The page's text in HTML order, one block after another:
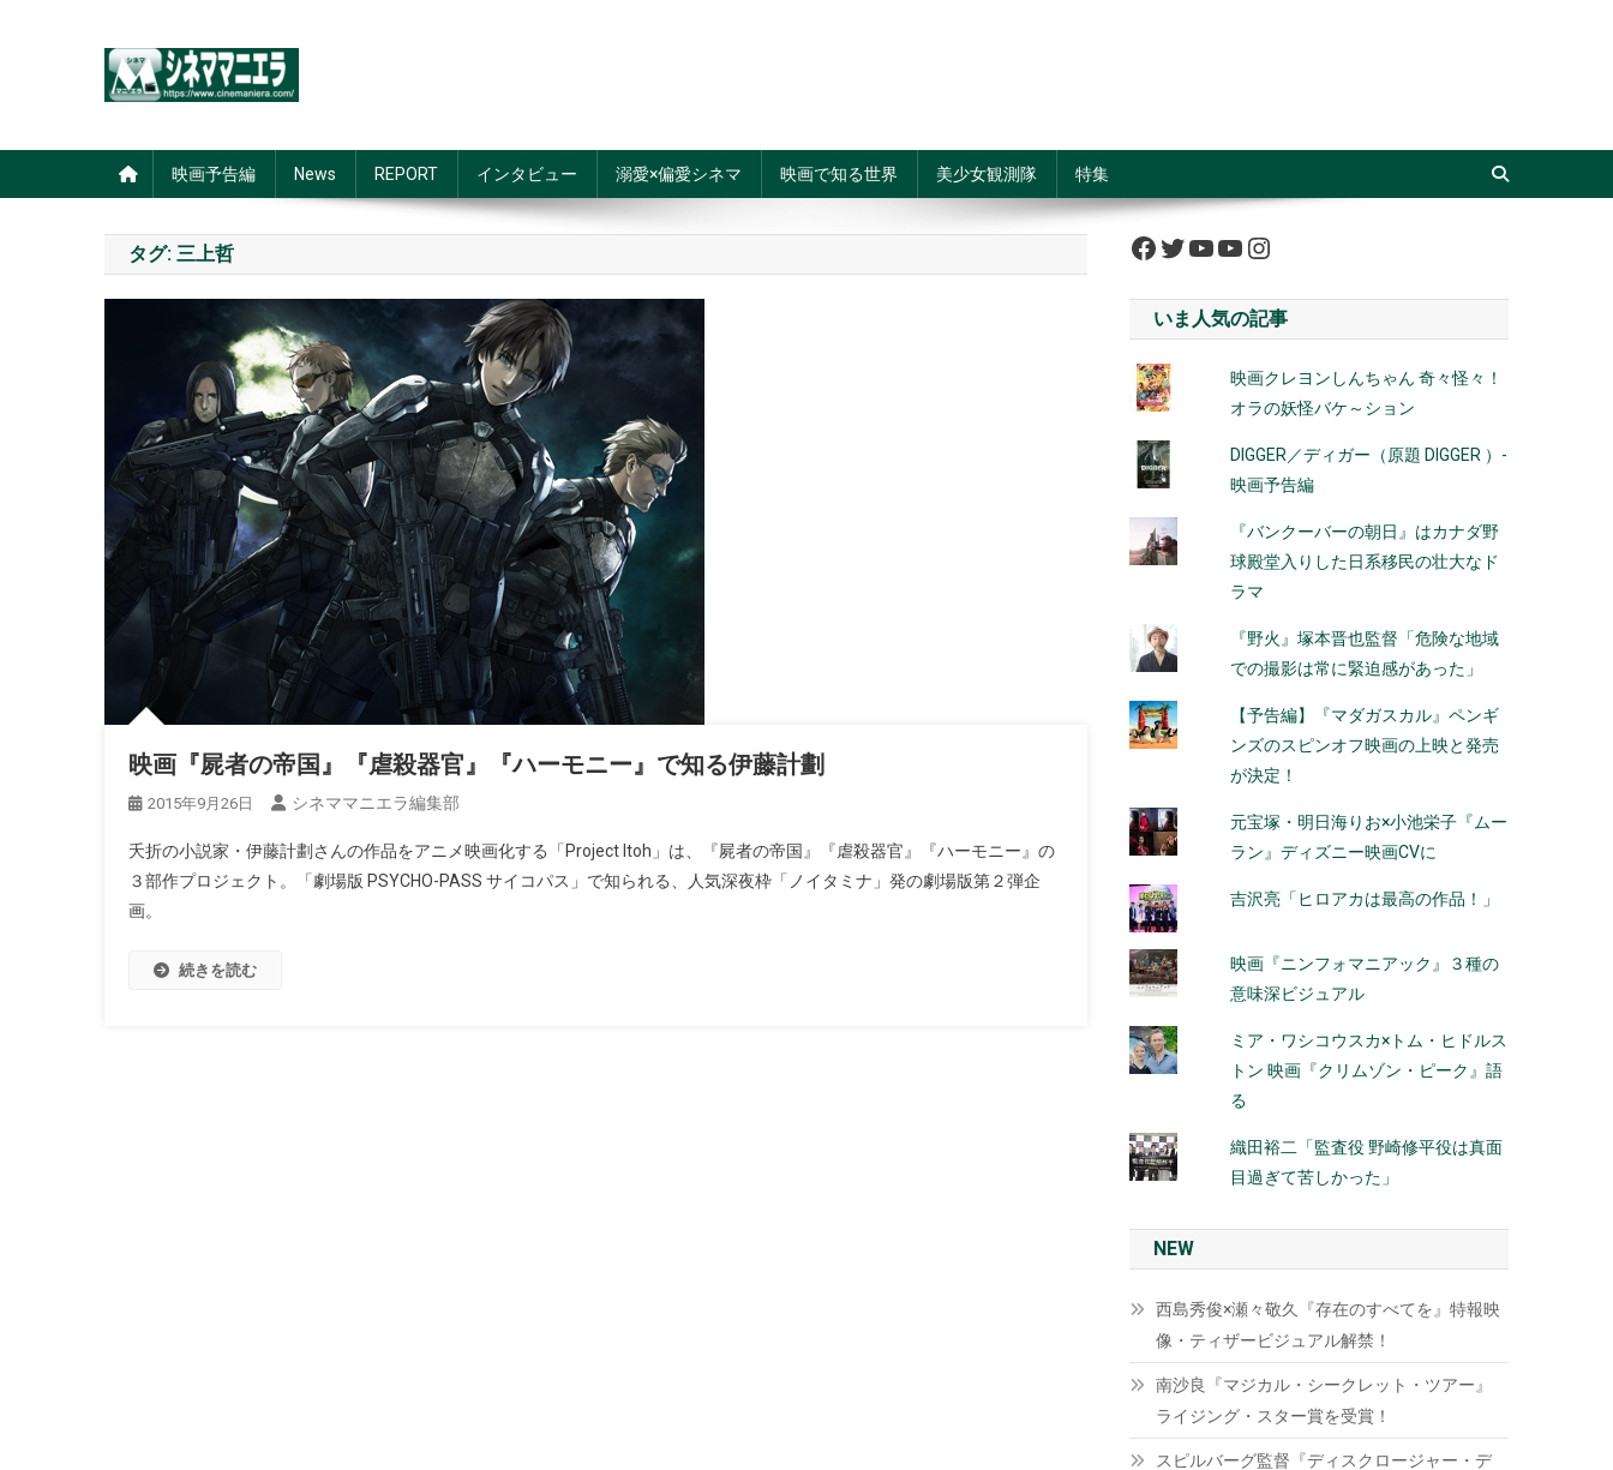
映画予告編 News REPORT インタビュー 溺愛×偏愛シネマ 映画で知る世界 美少女観測隊 特集
タグ: 三上哲
映画『屍者の帝国』『虐殺器官』『ハーモニー』で知る伊藤計劃
2015年9月26日 シネママニエラ編集部
夭折の小説家・伊藤計劃さんの作品をアニメ映画化する「Project Itoh」は、『屍者の帝国』『虐殺器官』『ハーモニー』の
３部作プロジェクト。「劇場版 PSYCHO-PASS サイコパス」で知られる、人気深夜枠「ノイタミナ」発の劇場版第２弾企
画。
続きを読む
Facebook
Twitter
YouTube
YouTube
Instagram
いま人気の記事
映画クレヨンしんちゃん 奇々怪々！
オラの妖怪バケ～ション
DIGGER／ディガー（原題 DIGGER ）-
映画予告編
『バンクーバーの朝日』はカナダ野
球殿堂入りした日系移民の壮大なド
ラマ
『野火』塚本晋也監督「危険な地域
での撮影は常に緊迫感があった」
【予告編】『マダガスカル』ペンギ
ンズのスピンオフ映画の上映と発売
が決定！
元宝塚・明日海りお×小池栄子『ムー
ラン』ディズニー映画CVに
吉沢亮「ヒロアカは最高の作品！」
映画『ニンフォマニアック』３種の
意味深ビジュアル
ミア・ワシコウスカ×トム・ヒドルス
トン 映画『クリムゾン・ピーク』語
る
織田裕二「監査役 野崎修平役は真面
目過ぎて苦しかった」
NEW
西島秀俊×瀬々敬久『存在のすべてを』特報映
像・ティザービジュアル解禁！
南沙良『マジカル・シークレット・ツアー』
ライジング・スター賞を受賞！
スピルバーグ監督『ディスクロージャー・デ